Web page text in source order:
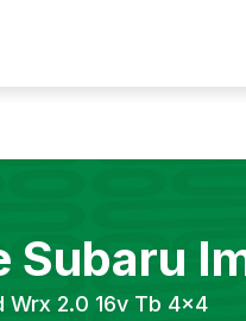
Subaru
Wrx 2.0 16v Tb 4x4